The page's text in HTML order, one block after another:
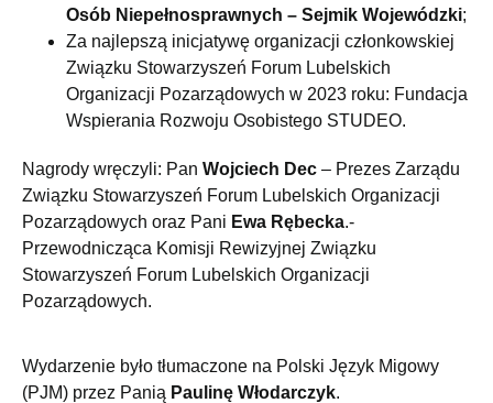
Osób Niepełnosprawnych – Sejmik Wojewódzki;
Za najlepszą inicjatywę organizacji członkowskiej
Związku Stowarzyszeń Forum Lubelskich
Organizacji Pozarządowych w 2023 roku: Fundacja
Wspierania Rozwoju Osobistego STUDEO.
Nagrody wręczyli: Pan Wojciech Dec – Prezes Zarządu
Związku Stowarzyszeń Forum Lubelskich Organizacji
Pozarządowych oraz Pani Ewa Rębecka.-
Przewodnicząca Komisji Rewizyjnej Związku
Stowarzyszeń Forum Lubelskich Organizacji
Pozarządowych.
Wydarzenie było tłumaczone na Polski Język Migowy
(PJM) przez Panią Paulinę Włodarczyk.